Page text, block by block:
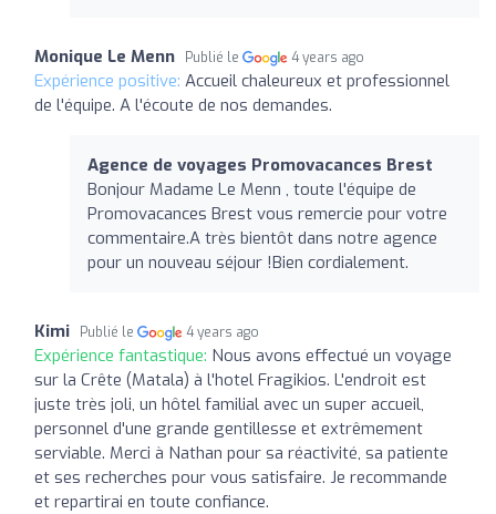
Monique Le Menn Publié le 4 years ago
Expérience positive: Accueil chaleureux et professionnel
de l'équipe. A l'écoute de nos demandes.
Agence de voyages Promovacances Brest
Bonjour Madame Le Menn , toute l'équipe de
Promovacances Brest vous remercie pour votre
commentaire.A très bientôt dans notre agence
pour un nouveau séjour !Bien cordialement.
Kimi Publié le 4 years ago
Expérience fantastique: Nous avons effectué un voyage
sur la Crête (Matala) à l'hotel Fragikios. L'endroit est
juste très joli, un hôtel familial avec un super accueil,
personnel d'une grande gentillesse et extrêmement
serviable. Merci à Nathan pour sa réactivité, sa patiente
et ses recherches pour vous satisfaire. Je recommande
et repartirai en toute confiance.